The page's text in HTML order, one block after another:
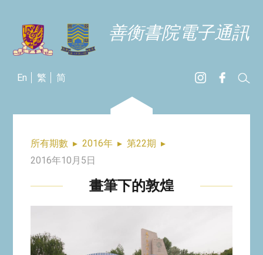
善衡書院電子通訊
En 繁 简
所有期數 ▸ 2016年 ▸ 第22期 ▸
2016年10月5日
畫筆下的敦煌